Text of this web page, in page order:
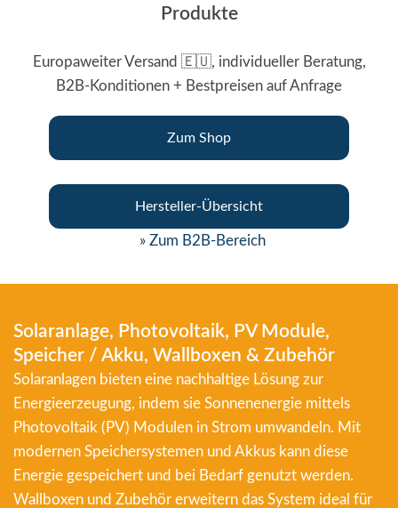
Produkte
Europaweiter Versand 🇪🇺, individueller Beratung,
B2B-Konditionen + Bestpreisen auf Anfrage
Zum Shop
Hersteller-Übersicht
» Zum B2B-Bereich
Solaranlage, Photovoltaik, PV Module,
Speicher / Akku, Wallboxen & Zubehör
Solaranlagen bieten eine nachhaltige Lösung zur
Energieerzeugung, indem sie Sonnenenergie mittels
Photovoltaik (PV) Modulen in Strom umwandeln. Mit
modernen Speichersystemen und Akkus kann diese
Energie gespeichert und bei Bedarf genutzt werden.
Wallboxen und Zubehör erweitern das System ideal für